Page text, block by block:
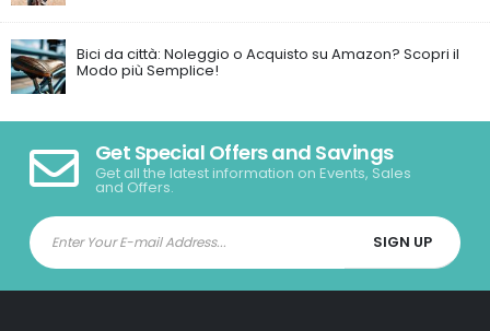
Bici da città: Noleggio o Acquisto su Amazon? Scopri il
Modo più Semplice!
Get Special Offers and Savings
Get all the latest information on Events, Sales
and Offers.